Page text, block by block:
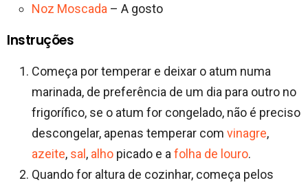
Noz Moscada – A gosto
Instruções
Começa por temperar e deixar o atum numa
marinada, de preferência de um dia para outro no
frigorífico, se o atum for congelado, não é preciso
descongelar, apenas temperar com vinagre,
azeite, sal, alho picado e a folha de louro.
Quando for altura de cozinhar, começa pelos